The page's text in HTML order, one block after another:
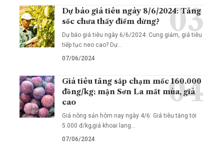
Dự báo giá tiêu ngày 8/6/2024: Tăng
sốc chưa thấy điểm dừng?
Dự báo giá tiêu ngày 6/6/2024: Cung giảm, giá tiêu
tiếp tục neo cao? Dự…
07/06/2024
Giá tiêu tăng sắp chạm mốc 160.000
đồng/kg; mận Sơn La mất mùa, giá
cao
Giá nông sản hôm nay ngày 4/6: Giá tiêu tăng tới
5.000 đ/kg;giá khoai lang…
07/06/2024